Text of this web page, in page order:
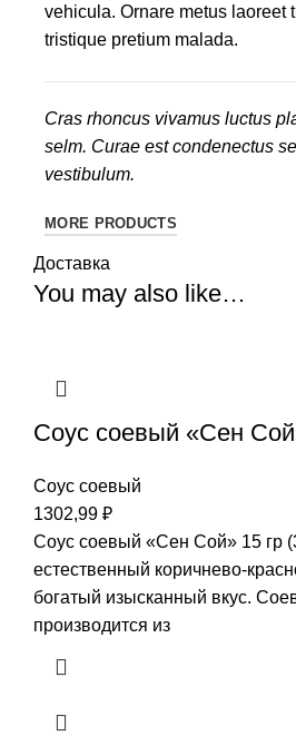
vehicula. Ornare metus laoreet
tristique pretium malada.
Cras rhoncus vivamus luctus
selm. Curae est condenectus
vestibulum.
MORE PRODUCTS
Доставка
You may also like…
Соус соевый «Сен
Соус соевый
1302,99 ₽
Соус соевый «Сен Сой» 15 гр
естественный коричнево-
богатый изысканный вкус.
производится из